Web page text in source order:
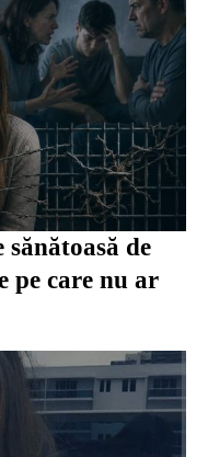
de
pe care nu ar